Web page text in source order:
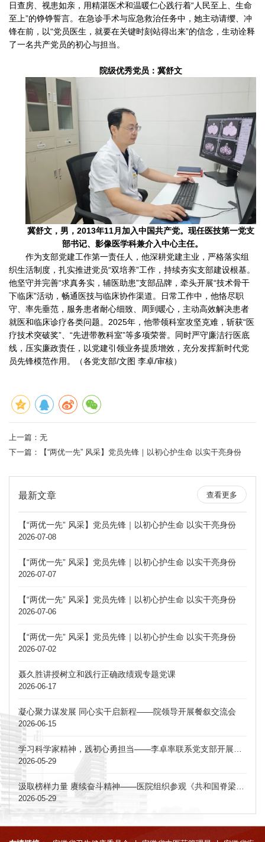
日查房、视患如亲，用精湛医术和温暖仁心践行着“人民至上、生命
至上”的铮铮誓言。在急诊手术与应急救治任务中，她主动请缨、冲
锋在前，以“党员医生，就要在关键时刻站得出来”的信念，生动诠释
了一名共产党员的初心与担当。
院级优秀党员：冀舒文
冀舒文，男，2013年11月加入中国共产党。现任医技第一党支
部书记、影像医学科兼介入中心主任。
作为支部党建工作第一责任人，他深耕党建主业，严格落实组
织生活制度，扎实推进党员“双培养”工作，持续夯实支部建设根基。
他坚守并完善“求真务实，辅医助患”支部品牌，牵头开展“技术骨干
下临床”活动，畅通医技与临床协作渠道。日常工作中，他恪尽职
守、率先垂范，服务患者耐心细致、周到暖心，主动高效解决患者
就医和临床诊疗各类问题。2025年，他带领科室攻坚克难，斩获“医
疗技术突破奖”、“先进带教科室”等多项荣誉。同时严守廉洁行医底
线，压实廉政责任，以党建引领业务提质增效，充分发挥新时代党
员先锋模范作用。
（各党支部/文图 李卓/审核）
上一篇：无
下一篇：
【“两优一先” 风采】党员先锋｜以初心护生命 以实干亮身份
最新文章 查看更多
【“两优一先” 风采】党员先锋｜以初心护生命 以实干亮身份
2026-07-08
【“两优一先” 风采】党员先锋｜以初心护生命 以实干亮身份
2026-07-07
【“两优一先” 风采】党员先锋｜以初心护生命 以实干亮身份
2026-07-06
【“两优一先” 风采】党员先锋｜以初心护生命 以实干亮身份
2026-07-02
聂久胜讲授树立和践行正确政绩观专题党课
2026-06-17
凝心聚力谋发展 同心实干启新程——院领导开展餐叙交流会
2026-06-15
2026-05-29
2026-05-29